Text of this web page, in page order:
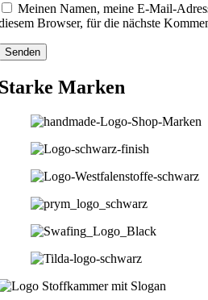
Meinen Namen, meine E-Mail-
Browser, für die nächste
Marken